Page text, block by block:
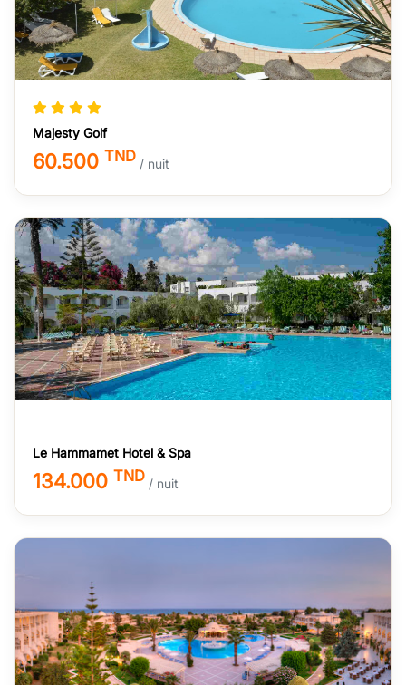
Majesty Golf
60.500 TND / nuit
Le Hammamet Hotel & Spa
134.000 TND / nuit